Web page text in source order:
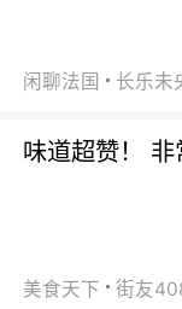
闲聊法国
味道超赞！ 非
美食天下